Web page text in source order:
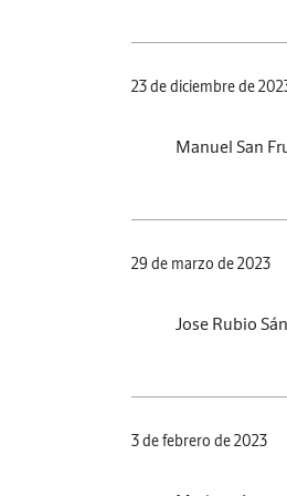
23 de diciembre de
Manuel San
29 de marzo de 2023
Jose Rubio
3 de febrero de 2023